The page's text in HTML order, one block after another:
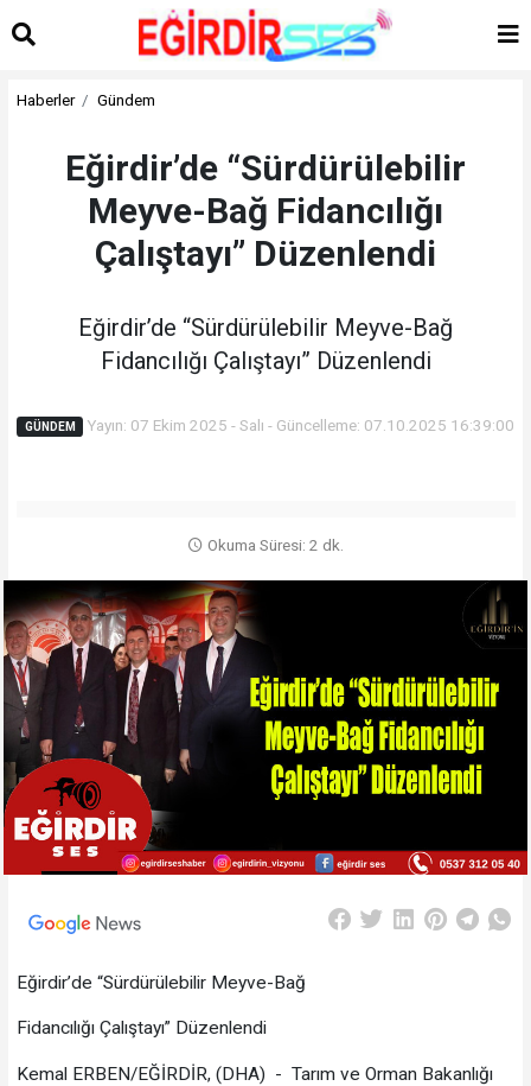
Haberler Gündem
Eğirdir’de “Sürdürülebilir
Meyve-Bağ Fidancılığı
Çalıştayı” Düzenlendi
Eğirdir’de “Sürdürülebilir Meyve-Bağ
Fidancılığı Çalıştayı” Düzenlendi
GÜNDEM Yayın: 07 Ekim 2025 - Salı - Güncelleme: 07.10.2025 16:39:00
Okuma Süresi: 2 dk.
Eğirdir’de “Sürdürülebilir Meyve-Bağ
Fidancılığı Çalıştayı” Düzenlendi
Kemal ERBEN/EĞİRDİR, (DHA) - Tarım ve Orman Bakanlığı